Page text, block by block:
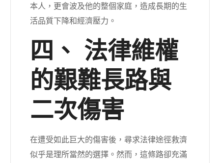
本人，更會波及他的整個家庭，造成長期的生
活品質下降和經濟壓力。
四、 法律維權
的艱難長路與
二次傷害
在遭受如此巨大的傷害後，尋求法律途徑救濟
似乎是理所當然的選擇。然而，這條路卻充滿